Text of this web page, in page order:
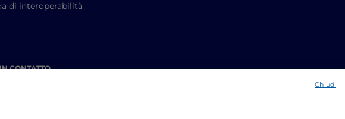
di interoperabilità
CONTATTO
Chiudi